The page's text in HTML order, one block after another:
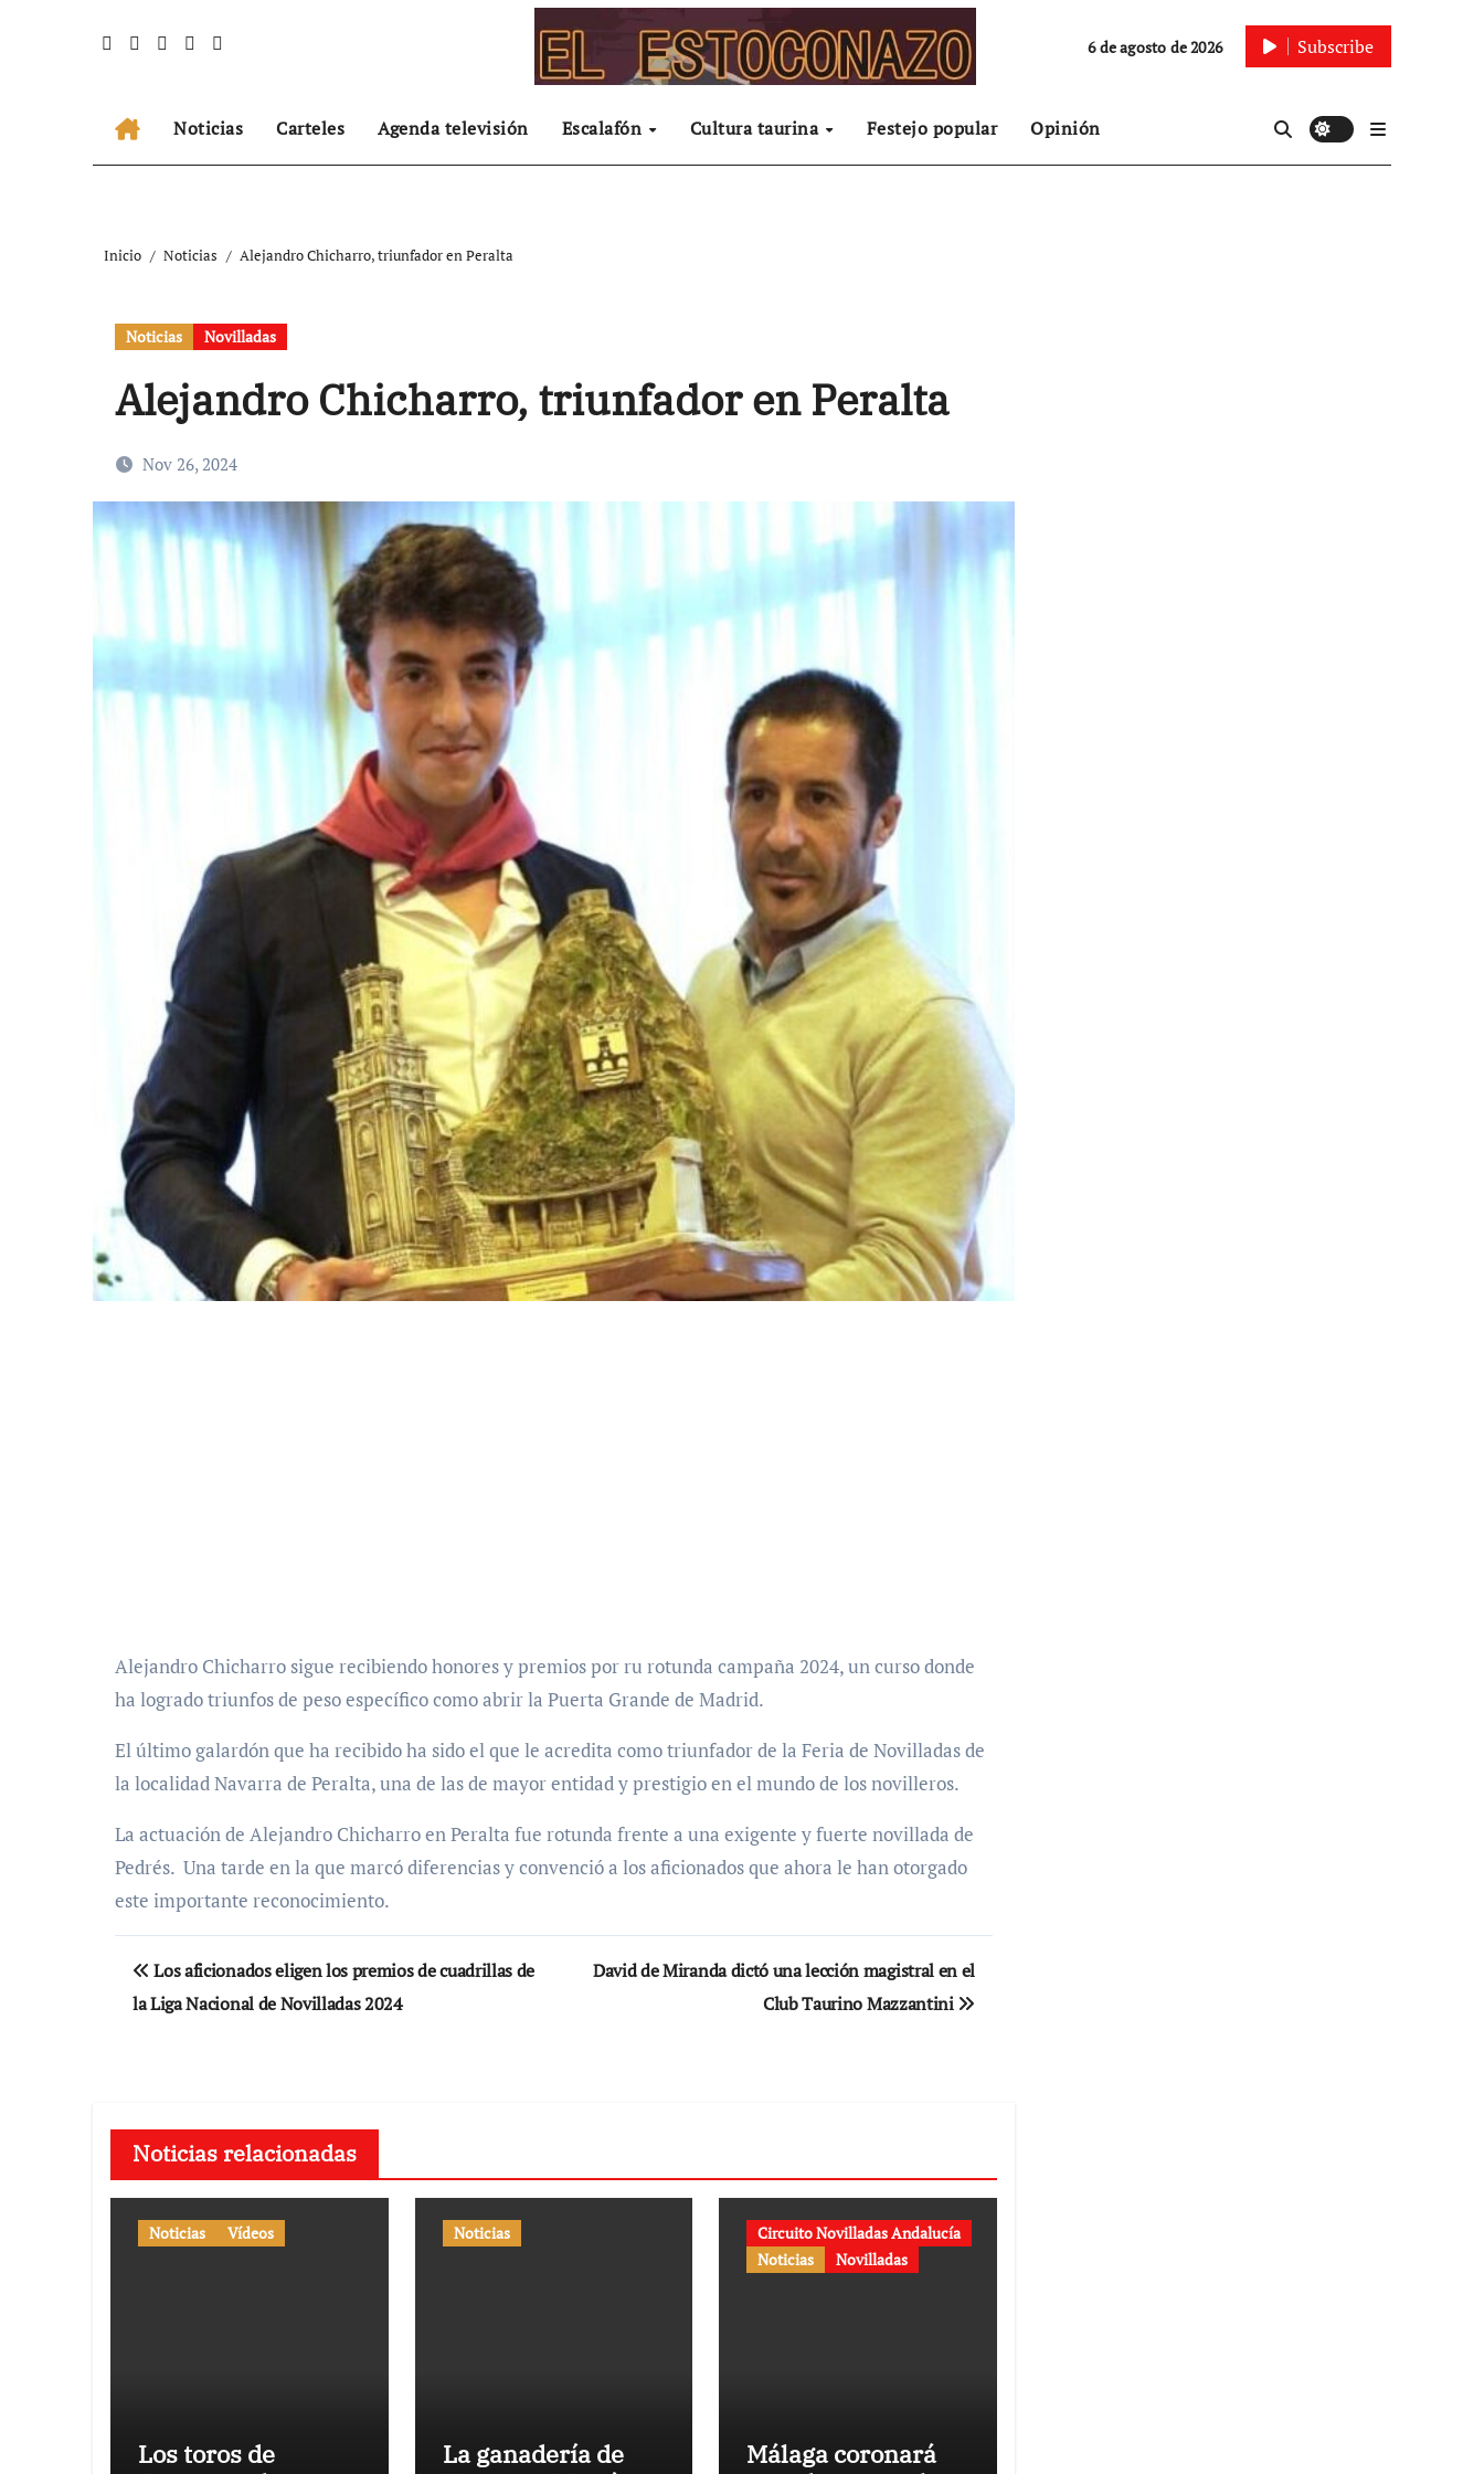
6 de agosto de 2026 Subscribe
Noticias Carteles Agenda televisión Escalafón Cultura taurina Festejo popular Opinión
Inicio Noticias Alejandro Chicharro, triunfador en Peralta
Noticias Novilladas
Alejandro Chicharro, triunfador en Peralta
Nov 26, 2024
Alejandro Chicharro sigue recibiendo honores y premios por ru rotunda campaña 2024, un curso donde
ha logrado triunfos de peso específico como abrir la Puerta Grande de Madrid.
El último galardón que ha recibido ha sido el que le acredita como triunfador de la Feria de Novilladas de
la localidad Navarra de Peralta, una de las de mayor entidad y prestigio en el mundo de los novilleros.
La actuación de Alejandro Chicharro en Peralta fue rotunda frente a una exigente y fuerte novillada de
Pedrés. Una tarde en la que marcó diferencias y convenció a los aficionados que ahora le han otorgado
este importante reconocimiento.
Navegación
de
Los aficionados eligen los premios de cuadrillas de
la Liga Nacional de Novilladas 2024
David de Miranda dictó una lección magistral en el
Club Taurino Mazzantini
Noticias relacionadas
Noticias Vídeos
Los toros de
Noticias
La ganadería de
Circuito Novilladas Andalucía
Noticias
Novilladas
Málaga coronará